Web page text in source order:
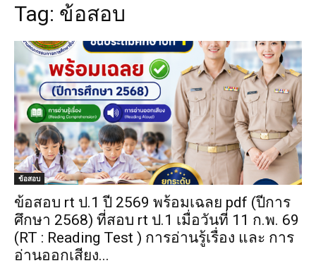
Tag: ข้อสอบ
ข้อสอบ
ข้อสอบ rt ป.1 ปี 2569 พร้อมเฉลย pdf (ปีการ
ศึกษา 2568) ที่สอบ rt ป.1 เมื่อวันที่ 11 ก.พ. 69
(RT : Reading Test ) การอ่านรู้เรื่อง และ การ
อ่านออกเสียง...